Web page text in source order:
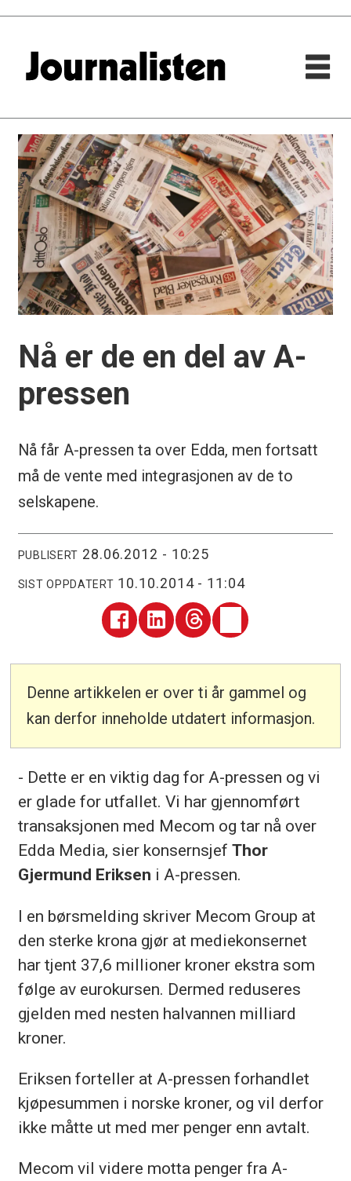
Nå er de en del av A-
pressen
Nå får A-pressen ta over Edda, men fortsatt
må de vente med integrasjonen av de to
selskapene.
PUBLISERT 28.06.2012 - 10:25
SIST OPPDATERT 10.10.2014 - 11:04
Denne artikkelen er over ti år gammel og
kan derfor inneholde utdatert informasjon.
- Dette er en viktig dag for A-pressen og vi
er glade for utfallet. Vi har gjennomført
transaksjonen med Mecom og tar nå over
Edda Media, sier konsernsjef Thor
Gjermund Eriksen i A-pressen.
I en børsmelding skriver Mecom Group at
den sterke krona gjør at mediekonsernet
har tjent 37,6 millioner kroner ekstra som
følge av eurokursen. Dermed reduseres
gjelden med nesten halvannen milliard
kroner.
Eriksen forteller at A-pressen forhandlet
kjøpesummen i norske kroner, og vil derfor
ikke måtte ut med mer penger enn avtalt.
Mecom vil videre motta penger fra A-